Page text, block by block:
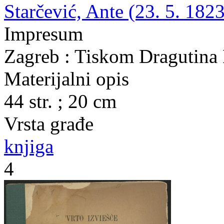
Starčević, Ante (23. 5.
Impresum
Zagreb : Tiskom Dragutina
Materijalni opis
44 str. ; 20 cm
Vrsta građe
knjiga
4